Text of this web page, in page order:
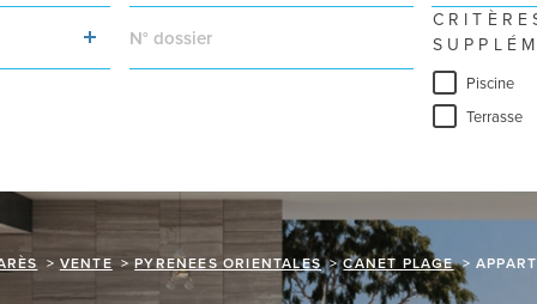
RÉFÉRENCE
Piscine
Terrasse
VENTE PYRENEES ORIENTALES CANET PLAGE